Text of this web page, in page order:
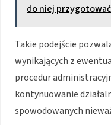
do niej przygotować
Takie podejście
wynikających z
procedur
kontynuowanie
spowodowanych